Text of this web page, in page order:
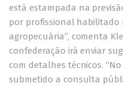
está estampada na
por profissional habilitado
agropecuária”, comenta
confederação irá enviar
com detalhes técnicos.
submetido a consulta